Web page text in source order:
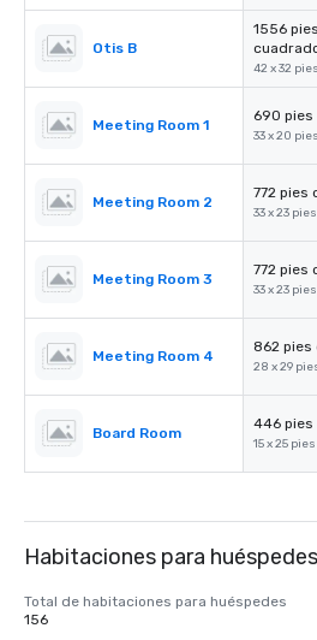
Otis B
1556 pies
42 x 32
Meeting Room 1
690 pies
33 x 20
Meeting Room 2
772 pies
33 x 23
Meeting Room 3
772 pies
33 x 23
Meeting Room 4
862 pies
28 x 29
Board Room
446 pies
15 x 25
Habitaciones para huéspedes
Total de habitaciones para huéspedes
156